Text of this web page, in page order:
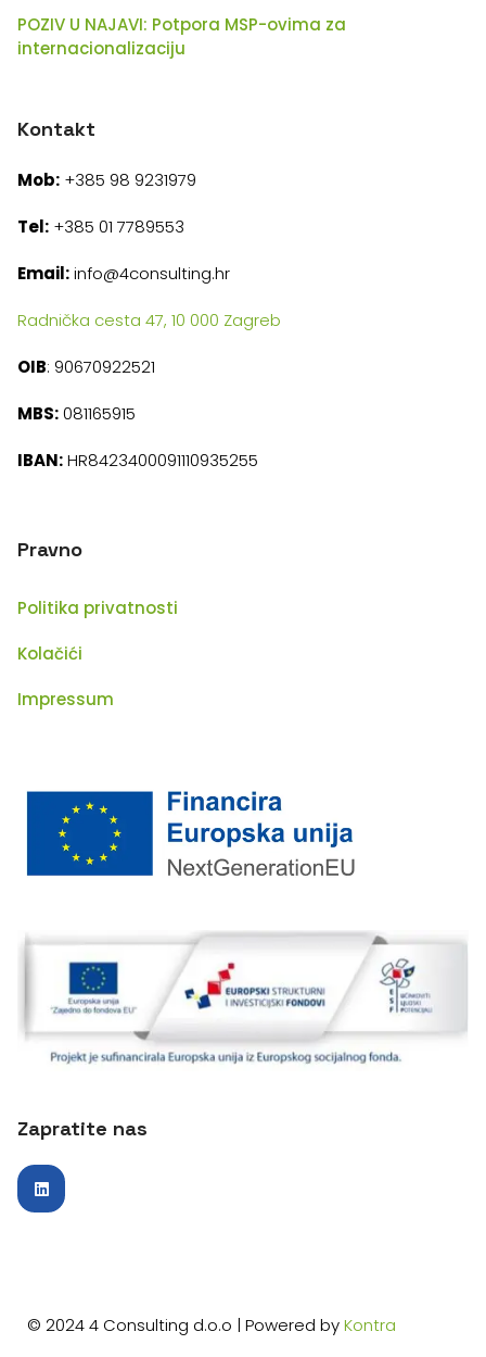
POZIV U NAJAVI: Potpora MSP-ovima za
internacionalizaciju
Kontakt
Mob: +385 98 9231979
Tel: +385 01 7789553
Email:info@4consulting.hr
Radnička cesta 47, 10 000 Zagreb
OIB: 90670922521
MBS:081165915
IBAN:HR8423400091110935255
Pravno
Politika privatnosti
Kolačići
Impressum
Zapratite nas
© 2024 4 Consulting d.o.o | Powered byKontra